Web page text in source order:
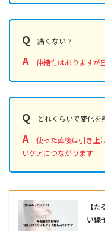
Q 痛くない？
A 伸縮性はありますが
Q どれくらいで変化を
A 使った直後は引き上
いケアにつながります
【
い線